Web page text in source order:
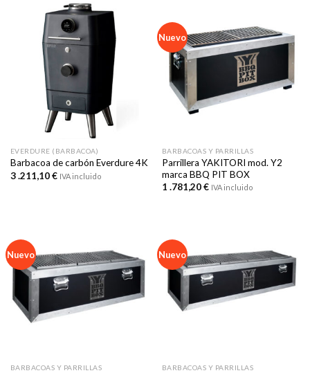
EVERDURE (BARBACOA)
Barbacoa de carbón Everdure 4K
3 .211,10€ IVA incluido
Nuevo
BARBACOAS Y PARRILLAS
Parrillera YAKITORI mod. Y2
marca BBQ PIT BOX
1 .781,20€ IVA incluido
Nuevo
BARBACOAS Y PARRILLAS
Nuevo
BARBACOAS Y PARRILLAS